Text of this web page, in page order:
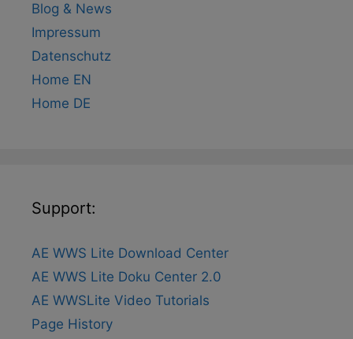
Blog & News
Impressum
Datenschutz
Home EN
Home DE
Support:
AE WWS Lite Download Center
AE WWS Lite Doku Center 2.0
AE WWSLite Video Tutorials
Page History